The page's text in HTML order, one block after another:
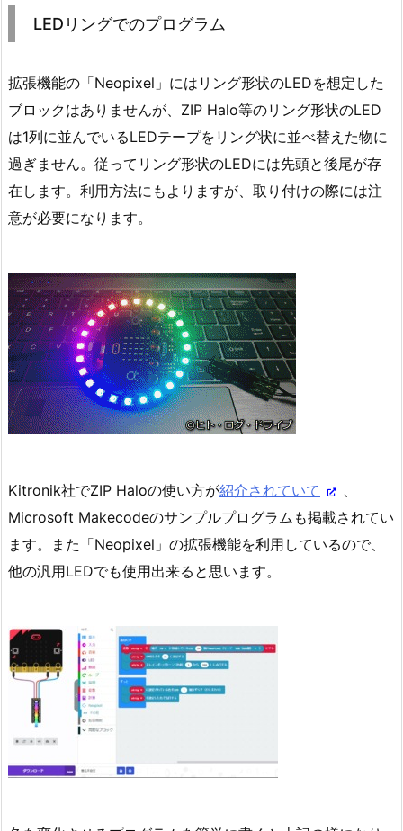
LEDリングでのプログラム
拡張機能の「Neopixel」にはリング形状のLEDを想定した
ブロックはありませんが、ZIP Halo等のリング形状のLED
は1列に並んでいるLEDテープをリング状に並べ替えた物に
過ぎません。従ってリング形状のLEDには先頭と後尾が存
在します。利用方法にもよりますが、取り付けの際には注
意が必要になります。
Kitronik社でZIP Haloの使い方が紹介されていて
Microsoft Makecodeのサンプルプログラムも掲載されてい
ます。また「Neopixel」の拡張機能を利用しているので、
他の汎用LEDでも使用出来ると思います。